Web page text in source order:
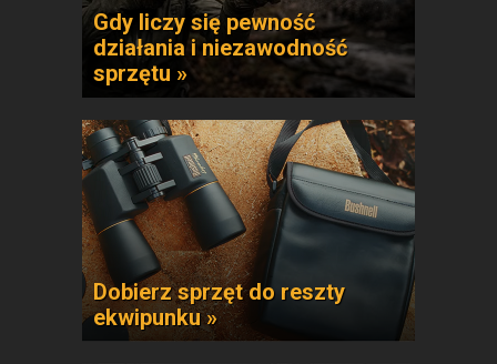
Gdy liczy się pewność
działania i niezawodność
sprzętu »
Dobierz sprzęt do reszty
ekwipunku »